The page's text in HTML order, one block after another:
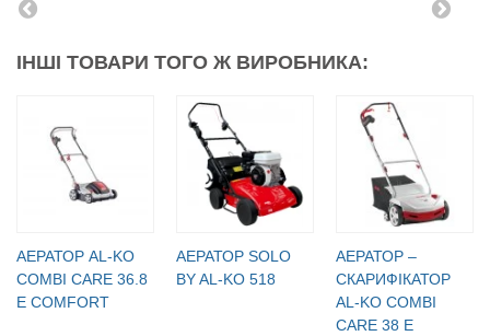
ІНШІ ТОВАРИ ТОГО Ж ВИРОБНИКА:
АЕРАТОР AL-KO
COMBI CARE 36.8
E COMFORT
АЕРАТОР SOLO
BY AL-KO 518
АЕРАТОР –
СКАРИФІКАТОР
AL-KO COMBI
CARE 38 E